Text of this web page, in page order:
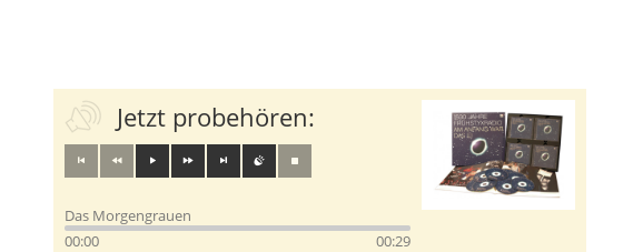
Jetzt probehören:
Das Morgengrauen
00:00
00:29